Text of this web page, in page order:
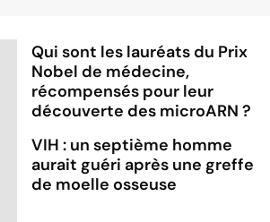
Qui sont les lauréats du Prix
Nobel de médecine,
récompensés pour leur
découverte des microARN ?
VIH : un septième homme
aurait guéri après une greffe
de moelle osseuse